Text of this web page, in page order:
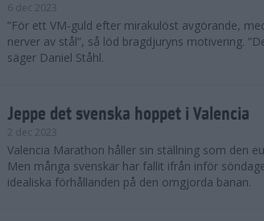
6 dec 2023
”För ett VM-guld efter mirakulöst avgörande,
nerver av stål”, så löd bragdjuryns motivering.
säger Daniel Ståhl.
Jeppe det svenska hoppet i Valencia
2 dec 2023
Valencia Marathon håller sin ställning som den
Men många svenskar har fallit ifrån inför
idealiska förhållanden på den omgjorda banan.